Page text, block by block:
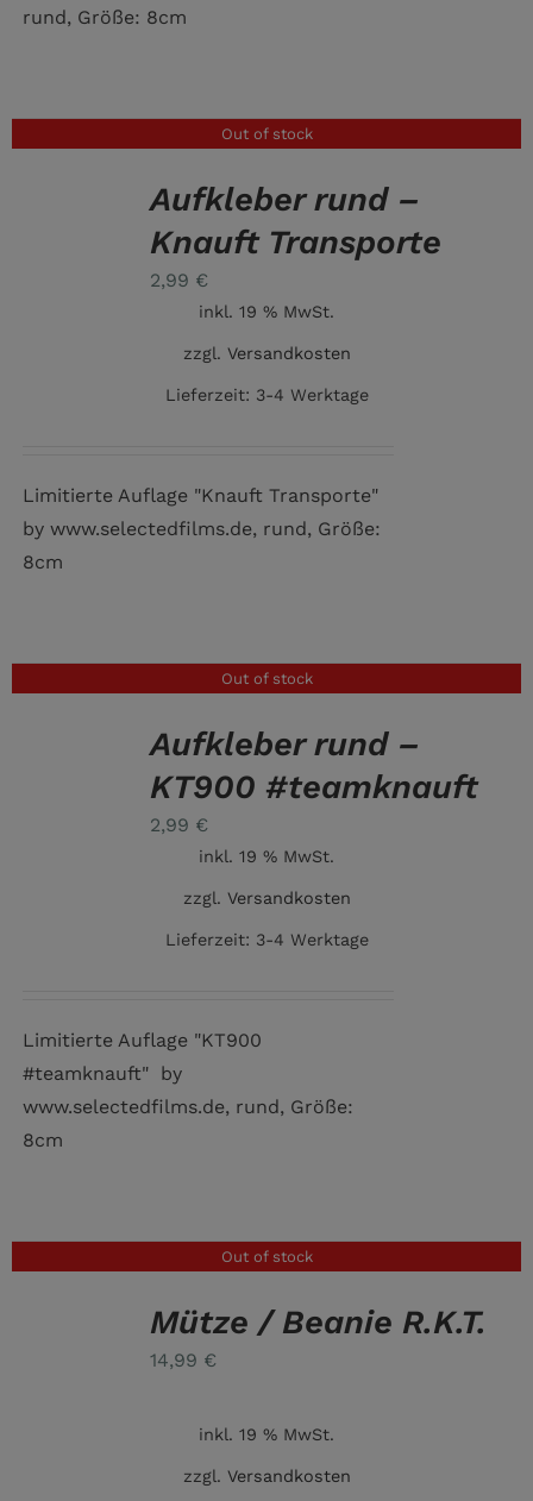
rund, Größe: 8cm
Out of stock
Aufkleber rund –
Knauft Transporte
2,99 €
inkl. 19 % MwSt.
zzgl. Versandkosten
Lieferzeit: 3-4 Werktage
Limitierte Auflage "Knauft Transporte"
by www.selectedfilms.de, rund, Größe:
8cm
Out of stock
Aufkleber rund –
KT900 #teamknauft
2,99 €
inkl. 19 % MwSt.
zzgl. Versandkosten
Lieferzeit: 3-4 Werktage
Limitierte Auflage "KT900
#teamknauft" by
www.selectedfilms.de, rund, Größe:
8cm
Out of stock
Mütze / Beanie R.K.T.
14,99 €
inkl. 19 % MwSt.
zzgl. Versandkosten